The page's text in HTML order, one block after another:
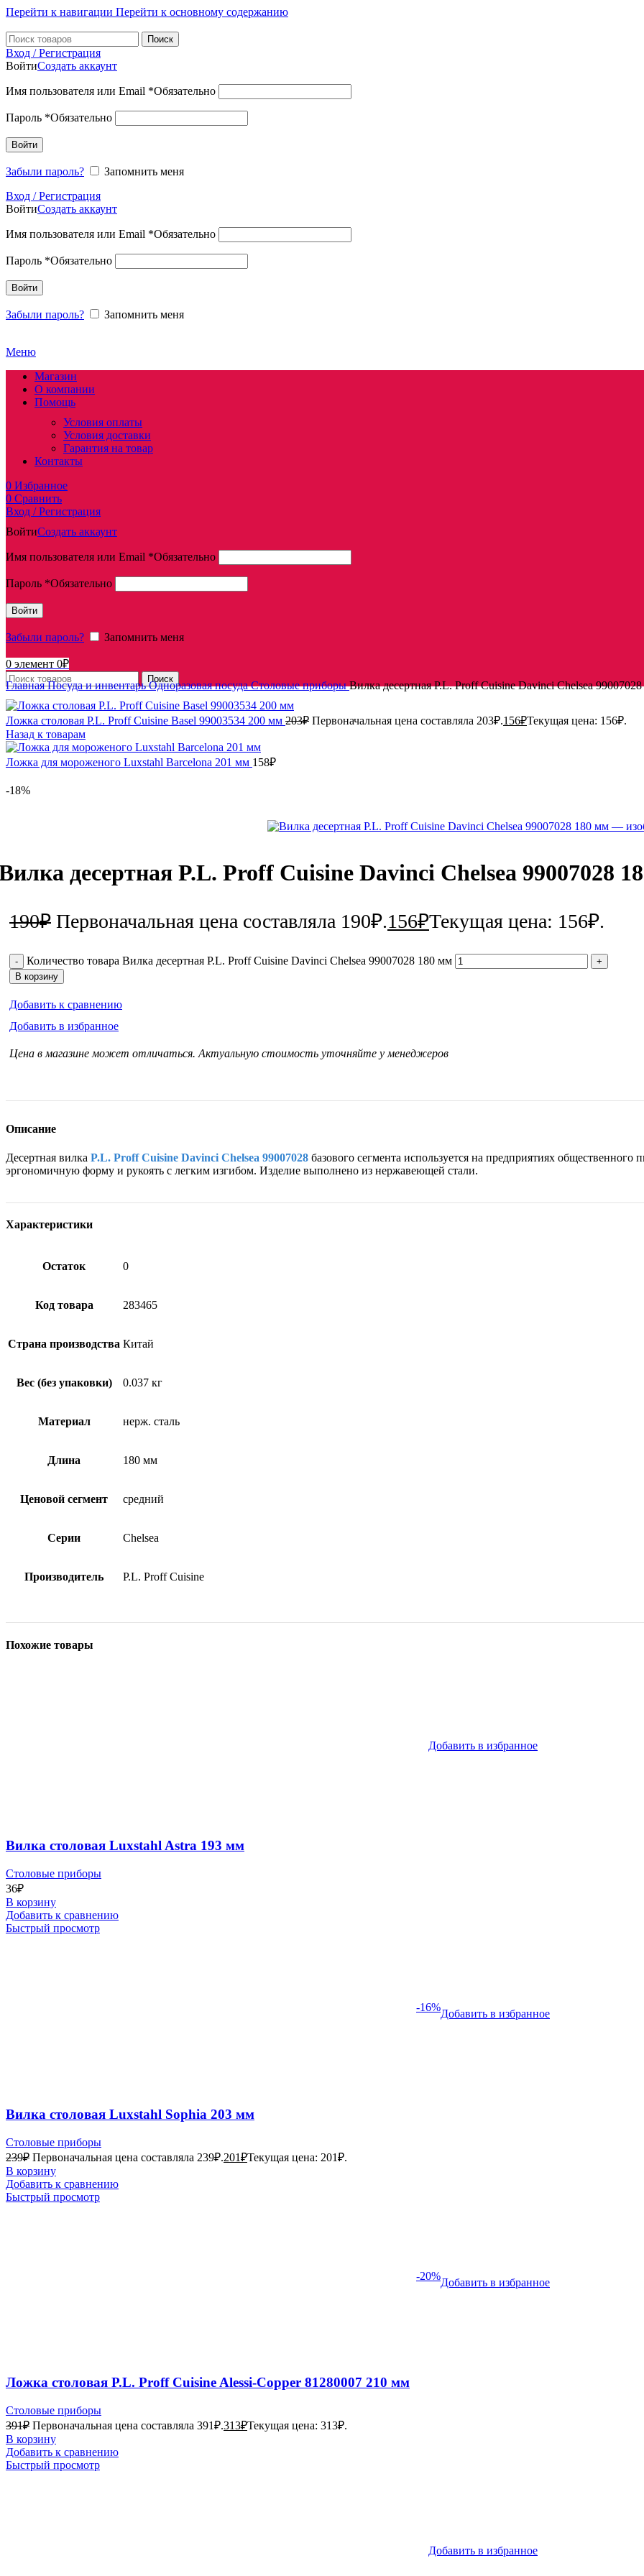
Перейти к навигации Перейти к основному содержанию
Поиск
Вход / Регистрация
ВойтиСоздать аккаунт
Имя пользователя или Email *Обязательно
Пароль *Обязательно
Войти
Забыли пароль?
Запомнить меня
Вход / Регистрация
ВойтиСоздать аккаунт
Имя пользователя или Email *Обязательно
Пароль *Обязательно
Войти
Забыли пароль? Запомнить меня
Меню
Магазин
О компании
Помощь
Условия оплаты
Условия доставки
Гарантия на товар
Контакты
0 Избранное
0 Сравнить
Вход / Регистрация
ВойтиСоздать аккаунт
Имя пользователя или Email *Обязательно
Пароль *Обязательно
Войти
Забыли пароль? Запомнить меня
0 элемент 0₽
Поиск
ГлавнаяПосуда и инвентарьОдноразовая посудаСтоловые приборыВилка десертная P.L. Proff Cuisine Davinci Chelsea
Ложка столовая P.L. Proff Cuisine Basel 99003534 200 мм 203₽ Первоначальная цена составляла 203₽.156₽Текущая цена: 156₽.
Назад к товарам
Ложка для мороженого Luxstahl Barcelona 201 мм 158₽
-18%
десертная P.L. Proff Cuisine Davinci Chelsea 99007028
190₽ Первоначальная цена составляла 190₽.156₽Текущая цена: 156₽.
Количество товара Вилка десертная P.L. Proff Cuisine Davinci Chelsea 99007028 180 мм
В корзину
Добавить к сравнению
Добавить в избранное
Цена в магазине может отличаться. Актуальную стоимость уточняйте у менеджеров
Описание
Десертная вилка P.L. Proff Cuisine Davinci Chelsea 99007028 базового сегмента используется на предприятиях
эргономичную форму и рукоять с легким изгибом. Изделие выполнено из нержавеющей стали.
Характеристики
Остаток 0
Код товара 283465
Страна производства Китай
Вес (без упаковки) 0.037 кг
Материал нерж. сталь
Длина 180 мм
Ценовой сегмент средний
Серии Chelsea
Производитель P.L. Proff Cuisine
Похожие товары
Добавить в избранное
Вилка столовая Luxstahl Astra 193 мм
Столовые приборы
36₽
В корзину
Добавить к сравнению
Быстрый просмотр
-16%
Добавить в избранное
Вилка столовая Luxstahl Sophia 203 мм
Столовые приборы
239₽ Первоначальная цена составляла 239₽.201₽Текущая цена: 201₽.
В корзину
Добавить к сравнению
Быстрый просмотр
-20%
Добавить в избранное
Ложка столовая P.L. Proff Cuisine Alessi-Copper 81280007 210 мм
Столовые приборы
391₽ Первоначальная цена составляла 391₽.313₽Текущая цена: 313₽.
В корзину
Добавить к сравнению
Быстрый просмотр
Добавить в избранное